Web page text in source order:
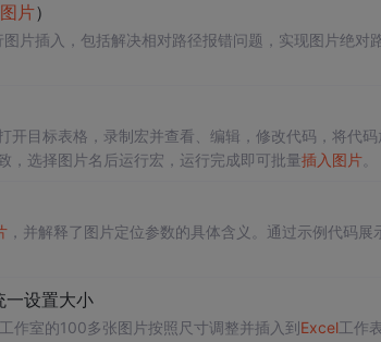
片）
片插入，包括解决相对路径报错问题，实现图片绝对
开目标表格，录制宏并查看、编辑，修改代码，将代
，选择图片名后运行宏，运行完成即可批量插入图片。
，并解释了图片定位参数的具体含义。通过示例代码展
一设置大小
作室的100多张图片按照尺寸调整并插入到Excel工作表